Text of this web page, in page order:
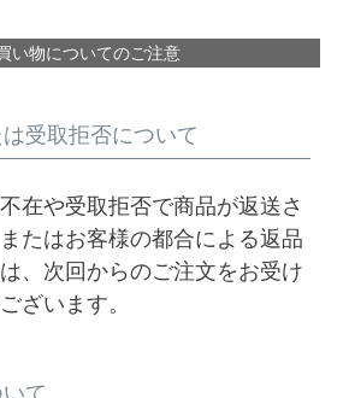
い物についてのご注意
受取拒否について
在や受取拒否で商品が返送さ
たはお客様の都合による返品
、次回からのご注文をお受け
ざいます。